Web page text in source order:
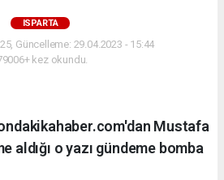
ISPARTA
Güncelleme: 29.04.2023 - 15:44
kez okundu.
Mustafa
aldığı o yazı gündeme bomba